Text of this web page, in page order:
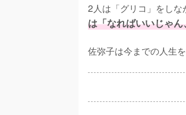
2人は「グリコ」をしな
は「なればいいじゃ
佐弥子は今までの人生